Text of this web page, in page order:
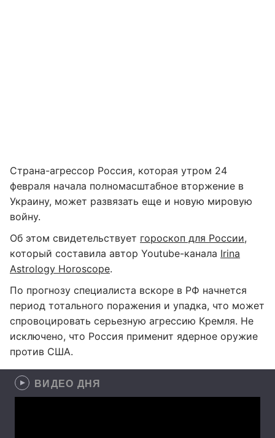
Страна-агрессор Россия, которая утром 24
февраля начала полномасштабное вторжение в
Украину, может развязать еще и новую мировую
войну.
Об этом свидетельствует гороскоп для России,
который составила автор Youtube-канала Irina
Astrology Horoscope.
По прогнозу специалиста вскоре в РФ начнется
период тотального поражения и упадка, что может
спровоцировать серьезную агрессию Кремля. Не
исключено, что Россия применит ядерное оружие
против США.
ВИДЕО ДНЯ